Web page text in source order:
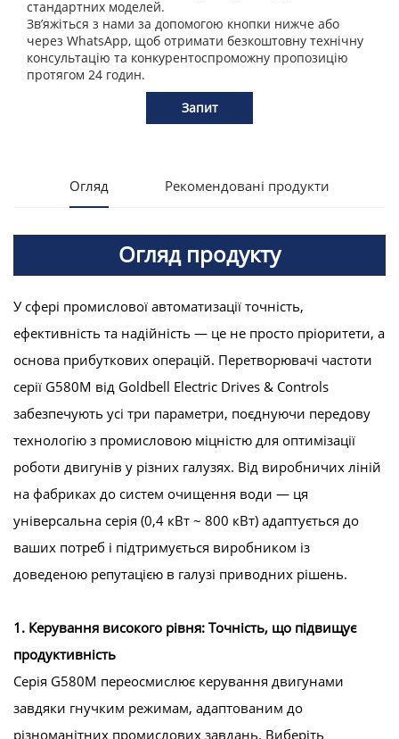
стандартних моделей.
Зв’яжіться з нами за допомогою кнопки нижче або
через WhatsApp, щоб отримати безкоштовну технічну
консультацію та конкурентоспроможну пропозицію
протягом 24 годин.
Запит
Огляд Рекомендовані продукти
Огляд продукту
У сфері промислової автоматизації точність,
ефективність та надійність — це не просто пріоритети, а
основа прибуткових операцій. Перетворювачі частоти
серії G580M від Goldbell Electric Drives & Controls
забезпечують усі три параметри, поєднуючи передову
технологію з промисловою міцністю для оптимізації
роботи двигунів у різних галузях. Від виробничих ліній
на фабриках до систем очищення води — ця
універсальна серія (0,4 кВт ~ 800 кВт) адаптується до
ваших потреб і підтримується виробником із
доведеною репутацією в галузі приводних рішень.
1. Керування високого рівня: Точність, що підвищує
продуктивність
Серія G580M переосмислює керування двигунами
завдяки гнучким режимам, адаптованим до
різноманітних промислових завдань. Виберіть